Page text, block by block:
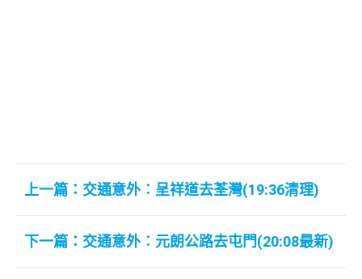
上一篇：交通意外︰呈祥道去荃灣(19:36清理)
下一篇：交通意外︰元朗公路去屯門(20:08最新)